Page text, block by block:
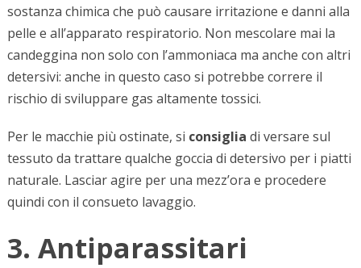
sostanza chimica che può causare irritazione e danni alla
pelle e all’apparato respiratorio. Non mescolare mai la
candeggina non solo con l’ammoniaca ma anche con altri
detersivi: anche in questo caso si potrebbe correre il
rischio di sviluppare gas altamente tossici.
Per le macchie più ostinate, si consiglia di versare sul
tessuto da trattare qualche goccia di detersivo per i piatti
naturale. Lasciar agire per una mezz’ora e procedere
quindi con il consueto lavaggio.
3. Antiparassitari